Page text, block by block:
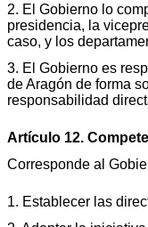
2. El Gobierno lo
presidencia, la
caso, y los
3. El Gobierno es
de Aragón de forma
responsabilidad
Artículo 12.
Corresponde al
1. Establecer las